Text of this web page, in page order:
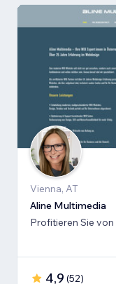
Vienna, AT
Aline Multimedia
Profitieren Sie
4,9 (52)